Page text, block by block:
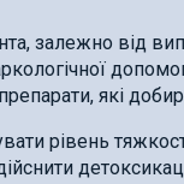
залежно від
препарати, які
рівень